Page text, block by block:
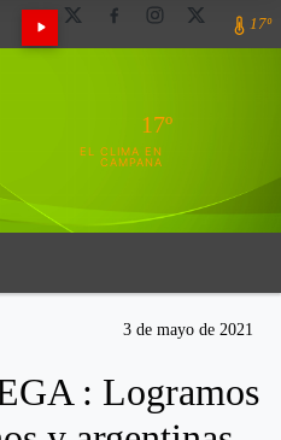
17º
17º
EL CLIMA EN
CAMPANA
3 de mayo de 2021
: Logramos